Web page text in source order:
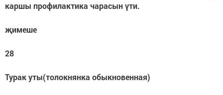
каршы профилактика чарасын үти.
җимеше
28
Турак уты(толокнянка обыкновенная)